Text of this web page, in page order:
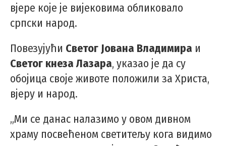
вјере које је вијековима обликовало
српски народ.
Повезујући Светог Јована Владимира и
Светог кнеза Лазара, указао је да су
обојица своје животе положили за Христа,
вјеру и народ.
„Ми се данас налазимо у овом дивном
храму посвећеном светитељу кога видимо